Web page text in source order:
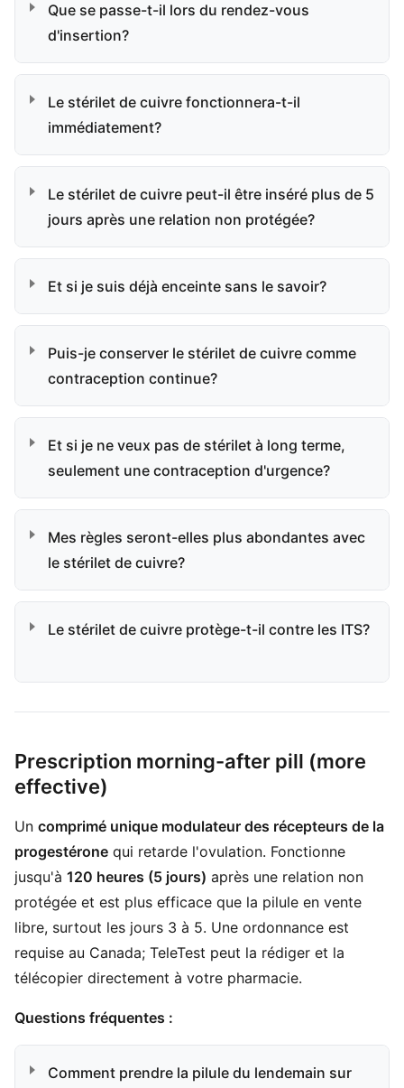
Que se passe-t-il lors du rendez-vous
d'insertion?
Le stérilet de cuivre fonctionnera-t-il
immédiatement?
Le stérilet de cuivre peut-il être inséré plus de 5
jours après une relation non protégée?
Et si je suis déjà enceinte sans le savoir?
Puis-je conserver le stérilet de cuivre comme
contraception continue?
Et si je ne veux pas de stérilet à long terme,
seulement une contraception d'urgence?
Mes règles seront-elles plus abondantes avec
le stérilet de cuivre?
Le stérilet de cuivre protège-t-il contre les ITS?
Prescription morning-after pill (more
effective)
Un comprimé unique modulateur des récepteurs de la
progestérone qui retarde l'ovulation. Fonctionne
jusqu'à 120 heures (5 jours) après une relation non
protégée et est plus efficace que la pilule en vente
libre, surtout les jours 3 à 5. Une ordonnance est
requise au Canada; TeleTest peut la rédiger et la
télécopier directement à votre pharmacie.
Questions fréquentes :
Comment prendre la pilule du lendemain sur